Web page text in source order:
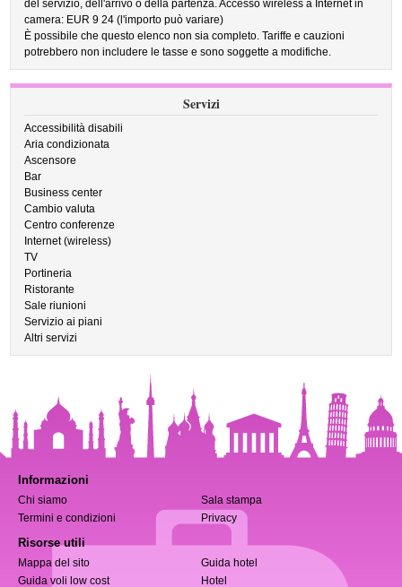
del servizio, dell'arrivo o della partenza. Accesso wireless a Internet in
camera: EUR 9 24 (l'importo può variare)
È possibile che questo elenco non sia completo. Tariffe e cauzioni
potrebbero non includere le tasse e sono soggette a modifiche.
Servizi
Accessibilità disabili
Aria condizionata
Ascensore
Bar
Business center
Cambio valuta
Centro conferenze
Internet (wireless)
TV
Portineria
Ristorante
Sale riunioni
Servizio ai piani
Altri servizi
Informazioni
Chi siamo
Sala stampa
Termini e condizioni
Privacy
Risorse utili
Mappa del sito
Guida hotel
Guida voli low cost
Hotel